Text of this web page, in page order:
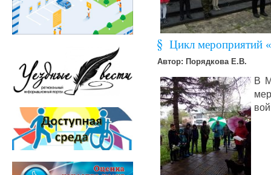
Цикл мероприятий
Автор: Порядкова Е.В.
В